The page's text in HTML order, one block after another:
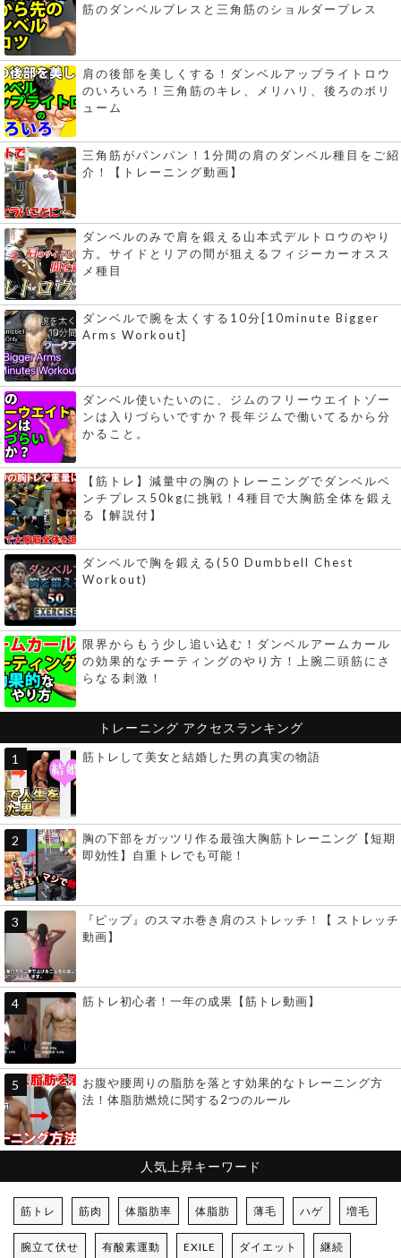
筋のダンベルプレスと三角筋のショルダープレス
肩の後部を美しくする！ダンベルアップライトロウ
のいろいろ！三角筋のキレ、メリハリ、後ろのボリ
ューム
三角筋がパンパン！1分間の肩のダンベル種目をご紹
介！【トレーニング動画】
ダンベルのみで肩を鍛える山本式デルトロウのやり
方。サイドとリアの間が狙えるフィジーカーオスス
メ種目
ダンベルで腕を太くする10分[10minute Bigger
Arms Workout]
ダンベル使いたいのに、ジムのフリーウエイトゾー
ンは入りづらいですか？長年ジムで働いてるから分
かること。
【筋トレ】減量中の胸のトレーニングでダンベルベ
ンチプレス50kgに挑戦！4種目で大胸筋全体を鍛え
る【解説付】
ダンベルで胸を鍛える(50 Dumbbell Chest
Workout)
限界からもう少し追い込む！ダンベルアームカール
の効果的なチーティングのやり方！上腕二頭筋にさ
らなる刺激！
トレーニング アクセスランキング
筋トレして美女と結婚した男の真実の物語
胸の下部をガッツリ作る最強大胸筋トレーニング【短期
即効性】自重トレでも可能！
『ピップ』のスマホ巻き肩のストレッチ！【 ストレッチ
動画】
筋トレ初心者！一年の成果【筋トレ動画】
お腹や腰周りの脂肪を落とす効果的なトレーニング方
法！体脂肪燃焼に関する2つのルール
人気上昇キーワード
筋トレ 筋肉 体脂肪率 体脂肪 薄毛 ハゲ 増毛
腕立て伏せ 有酸素運動 EXILE ダイエット 継続